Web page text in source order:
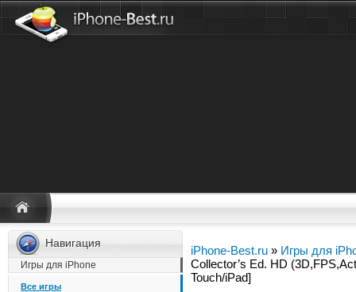
Навигация
Игры для iPhone
Все игры
iPhone-Best.ru » Игры для
Collector’s Ed. HD
Touch/iPad]